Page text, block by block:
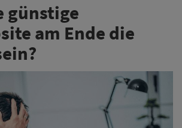
günstige
am Ende die